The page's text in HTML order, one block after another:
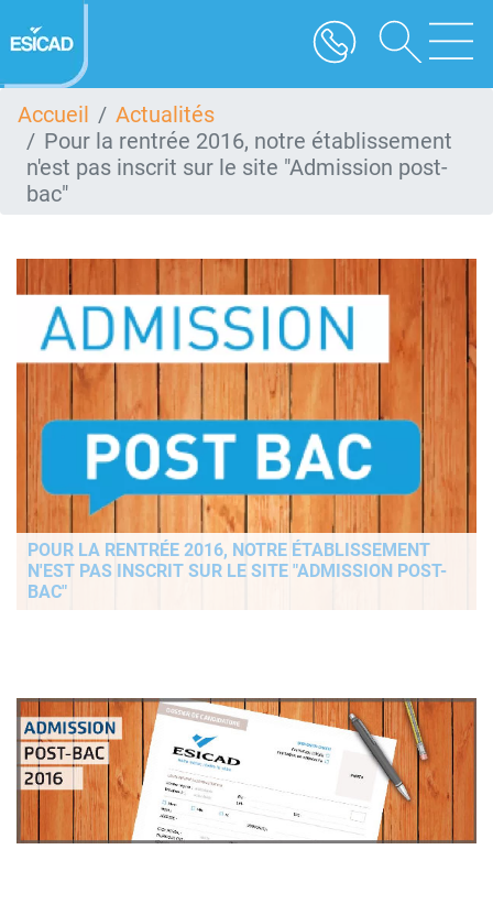
au
contenu
Accueil
Actualités
Pour la rentrée 2016, notre établissement
n'est pas inscrit sur le site "Admission post-
bac"
POUR LA RENTRÉE 2016, NOTRE ÉTABLISSEMENT
N'EST PAS INSCRIT SUR LE SITE "ADMISSION POST-
BAC"